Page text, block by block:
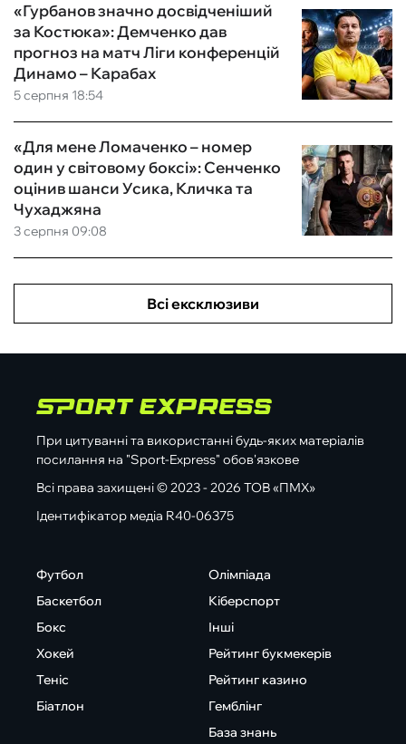
5 серпня 18:54
«Гурбанов значно досвідченіший
за Костюка»: Демченко дав
прогноз на матч Ліги конференцій
Динамо – Карабах
3 серпня 09:08
«Для мене Ломаченко – номер
один у світовому боксі»: Сенченко
оцінив шанси Усика, Кличка та
Чухаджяна
Всі ексклюзиви
При цитуванні та використанні будь-яких матеріалів
посилання на "Sport-Express" обов'язкове
Всі права захищені © 2023 - 2026 ТОВ «ПМХ»
Ідентифікатор медіа R40-06375
Футбол
Баскетбол
Бокс
Хокей
Теніс
Біатлон
Олімпіада
Кіберспорт
Інші
Рейтинг букмекерів
Рейтинг казино
Гемблінг
База знань